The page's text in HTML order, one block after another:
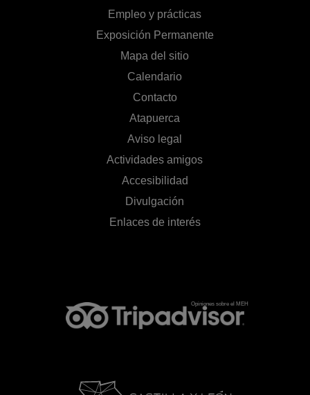
Empleo y prácticas
Exposición Permanente
Mapa del sitio
Calendario
Contacto
Atapuerca
Aviso legal
Actividades amigos
Accesibilidad
Divulgación
Enlaces de interés
Opiniones sobre el MEH